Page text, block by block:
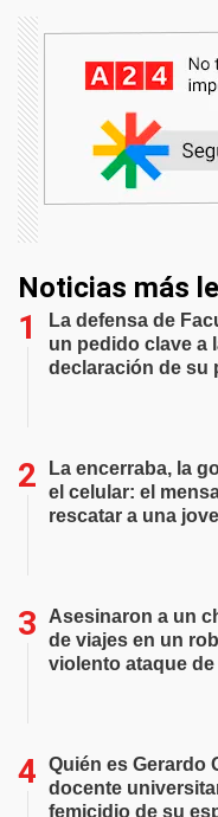
Noticias más
La defensa de
un pedido clave a
declaración de su
La encerraba, la
el celular: el
rescatar a una
Asesinaron a un
de viajes en un
violento ataque
Quién es Gerardo
docente
femicidio de su